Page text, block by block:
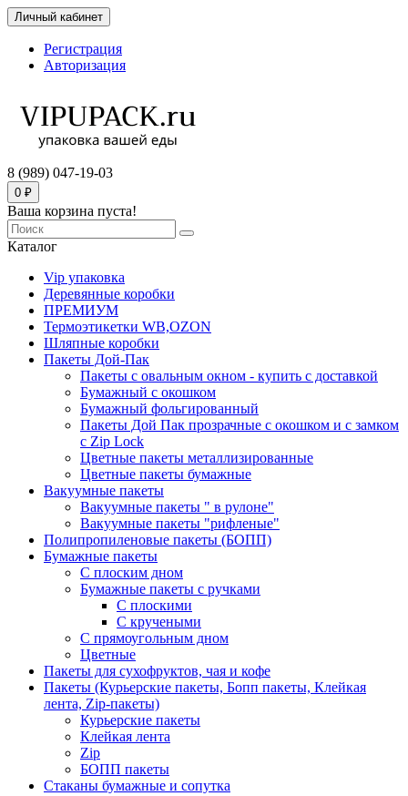
Личный кабинет
Регистрация
Авторизация
8 (989) 047-19-03
0 ₽
Ваша корзина пуста!
Каталог
Vip упаковка
Деревянные коробки
ПРЕМИУМ
Термоэтикетки WB,OZON
Шляпные коробки
Пакеты Дой-Пак
Пакеты с овальным окном - купить с доставкой
Бумажный с окошком
Бумажный фольгированный
Пакеты Дой Пак прозрачные с окошком и с замком
с Zip Lock
Цветные пакеты металлизированные
Цветные пакеты бумажные
Вакуумные пакеты
Вакуумные пакеты " в рулоне"
Вакуумные пакеты "рифленые"
Полипропиленовые пакеты (БОПП)
Бумажные пакеты
С плоским дном
Бумажные пакеты с ручками
С плоскими
С кручеными
С прямоугольным дном
Цветные
Пакеты для сухофруктов, чая и кофе
Пакеты (Курьерские пакеты, Бопп пакеты, Клейкая
лента, Zip-пакеты)
Курьерские пакеты
Клейкая лента
Zip
БОПП пакеты
Стаканы бумажные и сопутка